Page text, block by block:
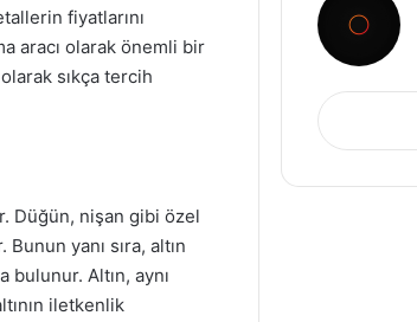
fiyatlarını
aracı olarak önemli bir
sıkça tercih
Düğün, nişan gibi özel
yanı sıra, altın
Altın, aynı
iletkenlik